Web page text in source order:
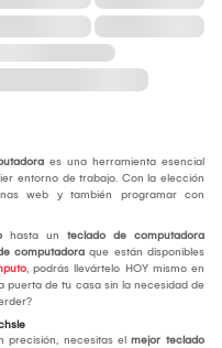
es una herramienta esencial
entorno de trabajo. Con la elección
web y también programar con
hasta un teclado de computadora
computadora que están disponibles
, podrás llevártelo HOY mismo en
puerta de tu casa sin la necesidad de
precisión, necesitas el mejor teclado